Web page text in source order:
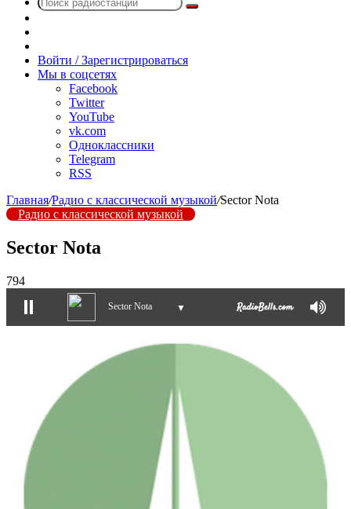
Поиск
радио
Войти / Зарегистрироваться
Мы в соцсетях
Facebook
Twitter
YouTube
vk.com
Одноклассники
Telegram
RSS
Главная/Радио с классической музыкой/Sector Nota
Радио с классической музыкой
Sector Nota
794
Sector Nota ▼